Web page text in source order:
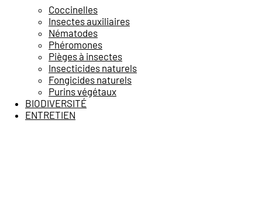
Coccinelles
Insectes auxiliaires
Nématodes
Phéromones
Pièges à insectes
Insecticides naturels
Fongicides naturels
Purins végétaux
BIODIVERSITÉ
ENTRETIEN